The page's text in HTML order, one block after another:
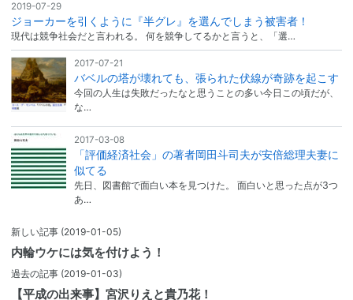
2019-07-29
ジョーカーを引くように『半グレ』を選んでしまう被害者！
現代は競争社会だと言われる。 何を競争してるかと言うと、「選…
2017-07-21
バベルの塔が壊れても、張られた伏線が奇跡を起こす
今回の人生は失敗だったなと思うことの多い今日この頃だが、
な…
2017-03-08
「評価経済社会」の著者岡田斗司夫が安倍総理夫妻に
似てる
先日、図書館で面白い本を見つけた。 面白いと思った点が3つ
あ…
新しい記事 (2019-01-05)
内輪ウケには気を付けよう！
過去の記事 (2019-01-03)
【平成の出来事】宮沢りえと貴乃花！